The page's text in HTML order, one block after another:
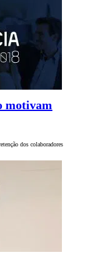
motivam
dos colaboradores